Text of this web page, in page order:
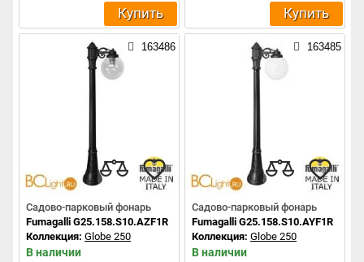
Купить Купить
163486
Садово-парковый фонарь
Fumagalli G25.158.S10.AZF1R
Коллекция: Globe 250
В наличии
163485
Садово-парковый фонарь
Fumagalli G25.158.S10.AYF1R
Коллекция: Globe 250
В наличии